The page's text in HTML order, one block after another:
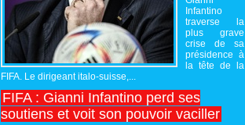
Infantino
traverse la
plus grave
crise de sa
présidence à
la tête de la
FIFA. Le dirigeant italo-suisse,...
FIFA : Gianni Infantino perd ses
soutiens et voit son pouvoir vaciller